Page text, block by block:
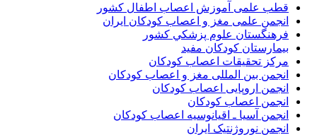
قطب علمی آموزش اعصاب اطفال کشور
انجمن علمی مغز و اعصاب کودکان ایران
فرهنگستان علوم پزشكي كشور
بیمارستان کودکان مفید
مرکز تحقیقات اعصاب کودکان
انجمن بین المللی مغز و اعصاب کودکان
انجمن اروپایی اعصاب کودکان
انجمن اعصاب کودکان
انجمن آسیا ـ اقیانوسیه اعصاب کودکان
انجمن نوروژنتیک ایران